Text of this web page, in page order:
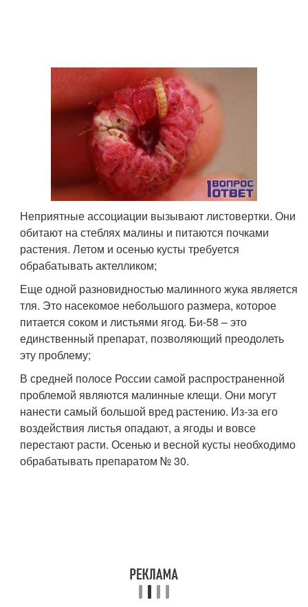
Неприятные ассоциации вызывают листовертки. Они
обитают на стеблях малины и питаются почками
растения. Летом и осенью кусты требуется
обрабатывать актелликом;
Еще одной разновидностью малинного жука является
тля. Это насекомое небольшого размера, которое
питается соком и листьями ягод. Би-58 – это
единственный препарат, позволяющий преодолеть
эту проблему;
В средней полосе России самой распространенной
проблемой являются малинные клещи. Они могут
нанести самый большой вред растению. Из-за его
воздействия листья опадают, а ягоды и вовсе
перестают расти. Осенью и весной кусты необходимо
обрабатывать препаратом № 30.